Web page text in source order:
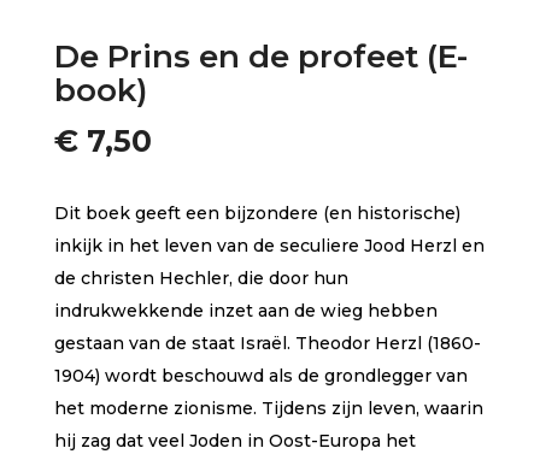
De Prins en de profeet (E-
book)
€7,50
Dit boek geeft een bijzondere (en historische)
inkijk in het leven van de seculiere Jood Herzl en
de christen Hechler, die door hun
indrukwekkende inzet aan de wieg hebben
gestaan van de staat Israël. Theodor Herzl (1860-
1904) wordt beschouwd als de grondlegger van
het moderne zionisme. Tijdens zijn leven, waarin
hij zag dat veel Joden in Oost-Europa het